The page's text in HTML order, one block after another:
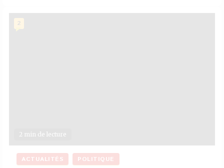
2 min de lecture
2
ACTUALITÉS POLITIQUE